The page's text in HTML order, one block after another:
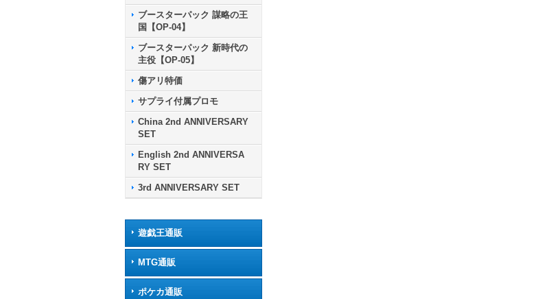
ブースターパック 謀略の王
国【OP-04】
ブースターパック 新時代の
主役【OP-05】
傷アリ特価
サプライ付属プロモ
China 2nd ANNIVERSARY
SET
English 2nd ANNIVERSA
RY SET
3rd ANNIVERSARY SET
遊戯王通販
MTG通販
ポケカ通販